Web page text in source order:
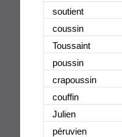
soutient
coussin
Toussaint
poussin
crapoussin
couffin
Julien
péruvien